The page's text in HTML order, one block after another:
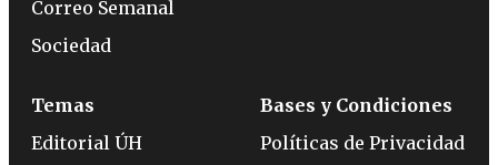
Correo Semanal
Sociedad
Temas
Editorial ÚH
Bases y Condiciones
Políticas de Privacidad